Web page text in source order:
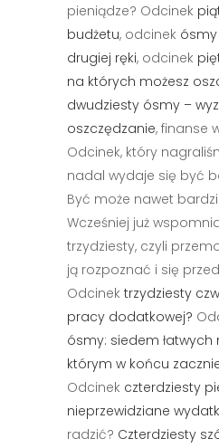
pieniądze? Odcinek
budżetu, odcinek
drugiej ręki, odcinek
na których możesz
dwudziesty ósmy –
oszczędzanie, finanse
Odcinek, który
nadal wydaje się być
Być może nawet
Wcześniej już
trzydziesty, czyli
ją rozpoznać i się
Odcinek trzydziesty
pracy dodatkowej?
ósmy: siedem łatwych
którym w końcu
Odcinek czterdziesty
nieprzewidziane
radzić? Czterdziesty